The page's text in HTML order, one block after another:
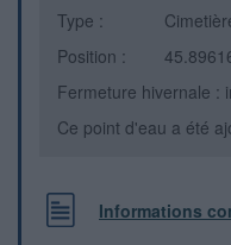
Type :
Position :
Fermeture hivernale :
Ce point d'eau a été
Informations